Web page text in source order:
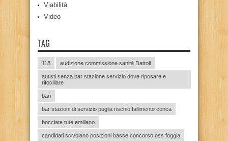
Viabilità
Video
TAG
118 audizione commissione sanità Dattoli
autisti senza bar stazione servizio dove riposare e
rifocillare
bari
bar stazioni di servizio puglia rischio fallimento conca
bocciate tute emiliano
candidati scivolano posizioni basse concorso oss foggia